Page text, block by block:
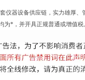
套仪器设备供应链，实力雄厚
*，并开具正规普通或增值税